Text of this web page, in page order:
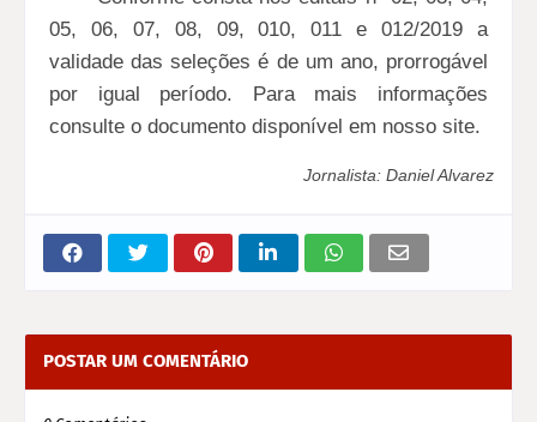
05, 06, 07, 08, 09, 010, 011 e 012/2019 a
validade das seleções é de um ano, prorrogável
por igual período. Para mais informações
consulte o documento disponível em nosso site.
Jornalista: Daniel Alvarez
POSTAR UM COMENTÁRIO